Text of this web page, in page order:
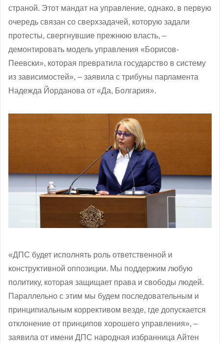
страной. Этот мандат на управление, однако, в первую
очередь связан со сверхзадачей, которую задали
протесты, свергнувшие прежнюю власть, –
демонтировать модель управления «Борисов-
Пеевски», которая превратила государство в систему
из зависимостей», – заявила с трибуны парламента
Надежда Йорданова от «Да, Болгария».
«ДПС будет исполнять роль ответственной и
конструктивной оппозиции. Мы поддержим любую
политику, которая защищает права и свободы людей.
Параллельно с этим мы будем последовательным и
принципиальным коррективом везде, где допускается
отклонение от принципов хорошего управления», –
заявила от имени ДПС народная избранница Айтен